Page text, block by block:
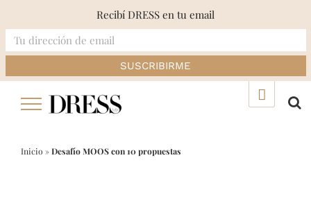
Inicio »Desafío MOOS con 10 propuestas
Recibí DRESS en tu email